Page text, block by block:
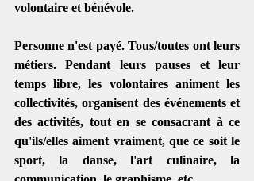
volontaire et bénévole.
Personne n'est payé. Tous/toutes ont leurs
métiers. Pendant leurs pauses et leur
temps libre, les volontaires animent les
collectivités, organisent des événements et
des activités, tout en se consacrant à ce
qu'ils/elles aiment vraiment, que ce soit le
sport, la danse, l'art culinaire, la